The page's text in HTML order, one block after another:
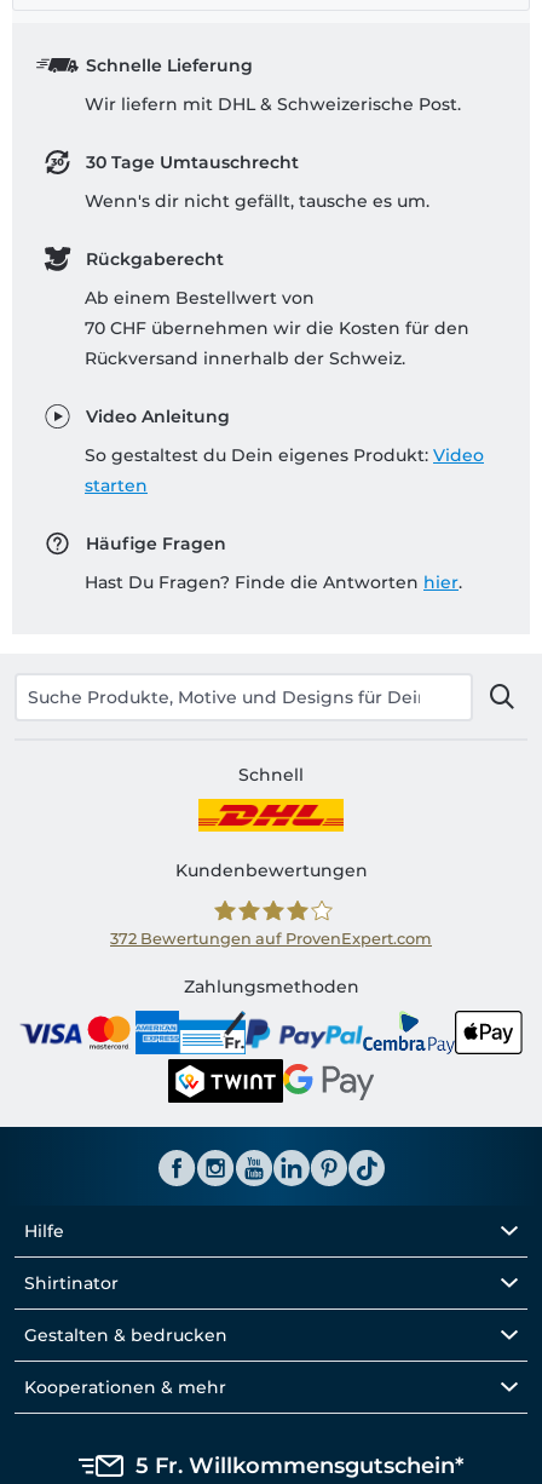
Schnelle Lieferung
Wir liefern mit DHL & Schweizerische Post.
30 Tage Umtauschrecht
Wenn's dir nicht gefällt, tausche es um.
Rückgaberecht
Ab einem Bestellwert von
70 CHF übernehmen wir die Kosten für den
Rückversand innerhalb der Schweiz.
Video Anleitung
So gestaltest du Dein eigenes Produkt: Video
starten
Häufige Fragen
Hast Du Fragen? Finde die Antworten hier.
Schnell
Kundenbewertungen
Shirtinator CH
372 Bewertungen auf ProvenExpert.com
Zahlungsmethoden
Hilfe
Shirtinator
Gestalten & bedrucken
Kooperationen & mehr
5 Fr. Willkommensgutschein*